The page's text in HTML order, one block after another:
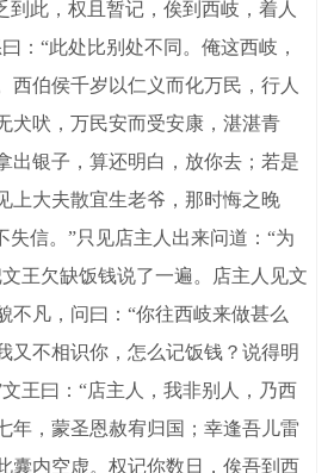
到此，权且暂记，俟到西岐，着人
：“此处比别处不同。俺这西岐，
西伯侯千岁以仁义而化万民，行人
犬吠，万民安而受安康，湛湛青
出银子，算还明白，放你去；若是
上大夫散宜生老爷，那时悔之晚
失信。”只见店主人出来问道：“为
王欠缺饭钱说了一遍。店主人见文
不凡，问曰：“你往西岐来做甚么
又不相识你，怎么记饭钱？说得明
王曰：“店主人，我非别人，乃西
年，蒙圣恩赦宥归国；幸逢吾儿雷
囊内空虚。权记你数日，俟吾到西